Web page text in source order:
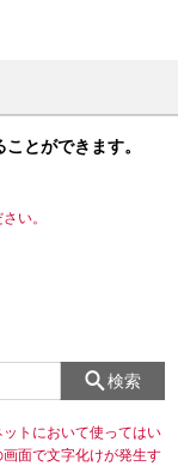
とができます。
い。
検索
トにおいて使ってはい
面で文字化けが発生す